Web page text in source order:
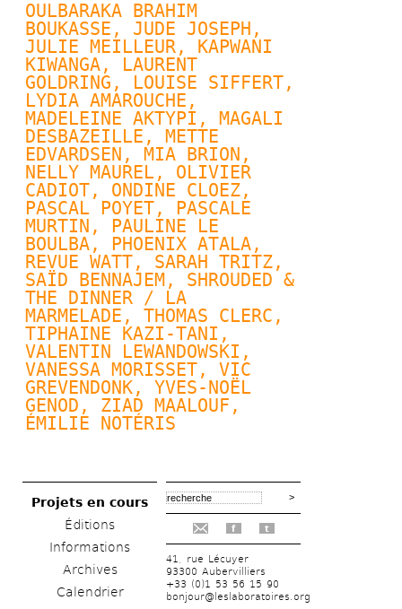
OULBARAKA BRAHIM
BOUKASSE, JUDE JOSEPH,
JULIE MEILLEUR, KAPWANI
KIWANGA, LAURENT
GOLDRING , LOUISE SIFFERT,
LYDIA AMAROUCHE,
MADELEINE AKTYPI, MAGALI
DESBAZEILLE, METTE
EDVARDSEN , MIA BRION,
NELLY MAUREL, OLIVIER
CADIOT, ONDINE CLOEZ,
PASCAL POYET, PASCALE
MURTIN , PAULINE LE
BOULBA, PHOENIX ATALA,
REVUE WATT, SARAH TRITZ,
SAÏD BENNAJEM, SHROUDED &
THE DINNER / LA
MARMELADE, THOMAS CLERC ,
TIPHAINE KAZI-TANI,
VALENTIN LEWANDOWSKI ,
VANESSA MORISSET, VIC
GREVENDONK, YVES-NOËL
GENOD , ZIAD MAALOUF,
ÉMILIE NOTÉRIS
Projets en cours
Éditions
Informations
Archives
Calendrier
f t
41, rue Lécuyer
93300 Aubervilliers
+33 (0)1 53 56 15 90
bonjour@leslaboratoires.org